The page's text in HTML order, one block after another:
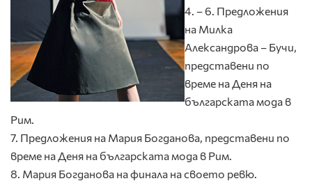
4. – 6. Предложения
на Милка
Александрова – Бучи,
представени по
време на Деня на
българската мода в
Рим.
7. Предложения на Мария Богданова, представени по
време на Деня на българската мода в Рим.
8. Мария Богданова на финала на своето ревю.